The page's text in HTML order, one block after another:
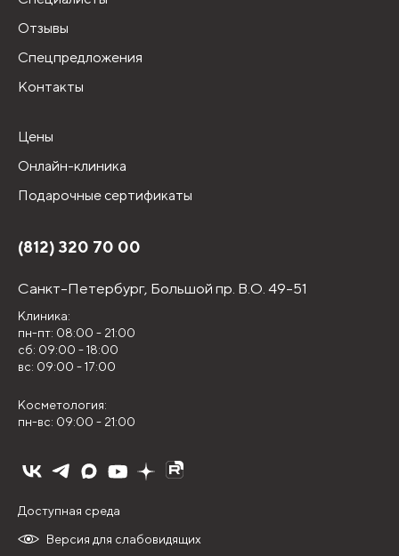
Отзывы
Спецпредложения
Контакты
Цены
Онлайн-клиника
Подарочные сертификаты
(812) 320 70 00
Санкт-Петербург, Большой пр. В.О. 49-51
Клиника:
пн-пт: 08:00 - 21:00
сб: 09:00 - 18:00
вс: 09:00 - 17:00
Косметология:
пн-вс: 09:00 - 21:00
Версия для слабовидящих
Доступная среда